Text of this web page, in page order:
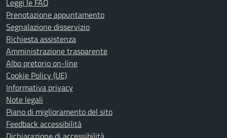
Leggi le FAQ
Prenotazione appuntamento
Segnalazione disservizio
Richiesta assistenza
Amministrazione trasparente
Albo pretorio on-line
Cookie Policy (UE)
Informativa privacy
Note legali
Piano di miglioramento del sito
Feedback accessibilità